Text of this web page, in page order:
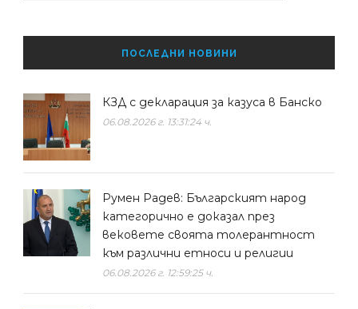
ПОСЛЕДНИ НОВИНИ
КЗД с декларация за казуса в Банско
06.08.2026 г. 13:31:24 ч.
Румен Радев: Българският народ
категорично е доказал през
вековете своята толерантност
към различни етноси и религии
06.08.2026 г. 12:59:25 ч.